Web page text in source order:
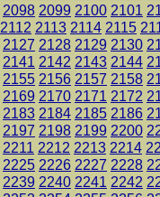
2098 2099 2100 2101
2112 2113 2114 2115
2127 2128 2129 2130
2141 2142 2143 2144
2155 2156 2157 2158
2169 2170 2171 2172
2183 2184 2185 2186
2197 2198 2199 2200
2211 2212 2213 2214
2225 2226 2227 2228
2239 2240 2241 2242